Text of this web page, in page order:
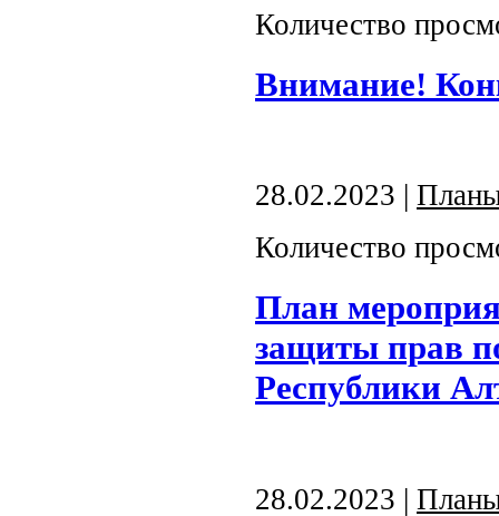
Количество
Внимание!
28.02.2023 |
Количество
План
защиты прав
Республики
28.02.2023 |